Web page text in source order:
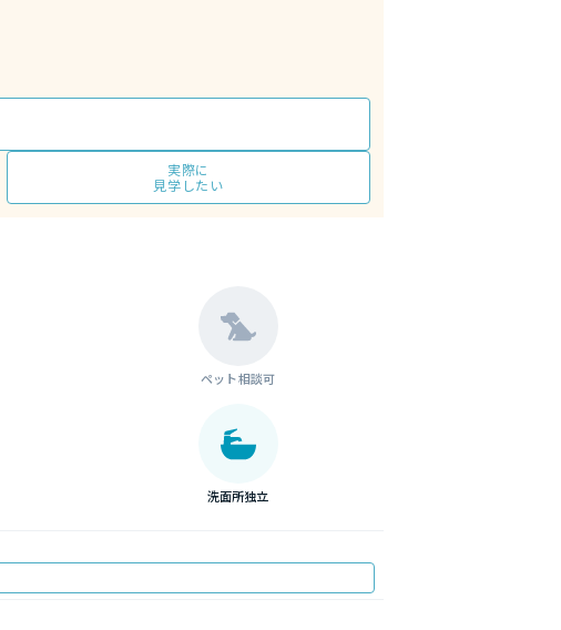
実際に
見学したい
ペット相談可
洗面所独立